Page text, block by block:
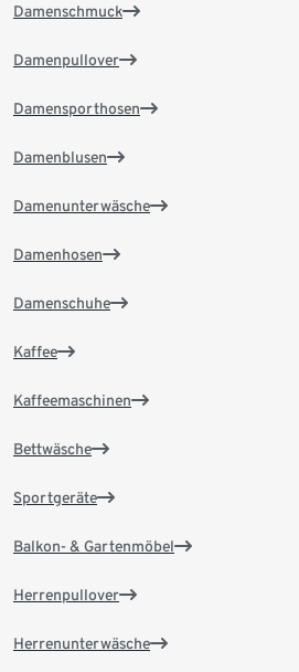
Damenschmuck
Damenpullover
Damensporthosen
Damenblusen
Damenunterwäsche
Damenhosen
Damenschuhe
Kaffee
Kaffeemaschinen
Bettwäsche
Sportgeräte
Balkon- & Gartenmöbel
Herrenpullover
Herrenunterwäsche